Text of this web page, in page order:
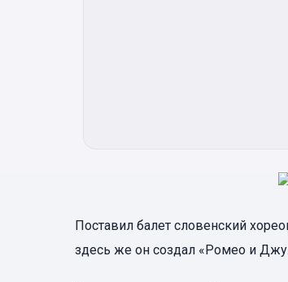
Поставил балет словенский
здесь же он создал «Ромео и